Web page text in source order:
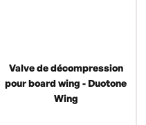
Valve de décompression
pour board wing - Duotone
Wing